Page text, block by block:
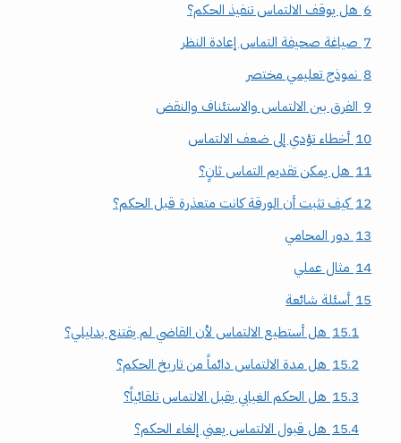
6 هل يوقف الالتماس تنفيذ الحكم؟
7 صياغة صحيفة التماس إعادة النظر
8 نموذج تعليمي مختصر
9 الفرق بين الالتماس والاستئناف والنقض
10 أخطاء تؤدي إلى ضعف الالتماس
11 هل يمكن تقديم التماس ثانٍ؟
12 كيف تثبت أن الورقة كانت متعذرة قبل الحكم؟
13 دور المحامي
14 مثال عملي
15 أسئلة شائعة
15.1 هل أستطيع الالتماس لأن القاضي لم يقتنع بدليلي؟
15.2 هل مدة الالتماس دائماً من تاريخ الحكم؟
15.3 هل الحكم الغيابي يقبل الالتماس تلقائياً؟
15.4 هل قبول الالتماس يعني إلغاء الحكم؟